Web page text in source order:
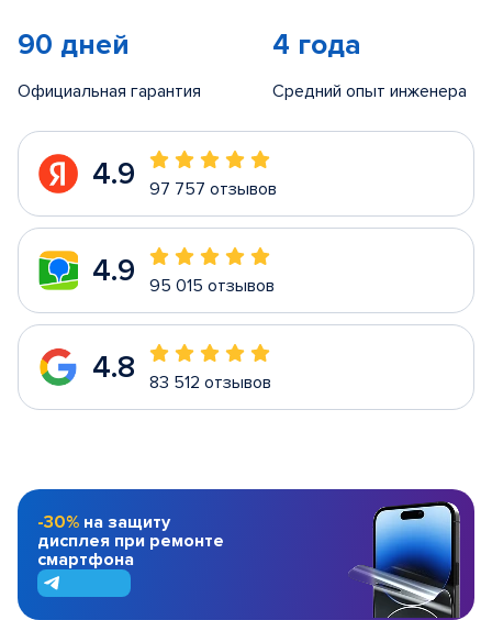
90 дней
Официальная гарантия
4 года
Средний опыт инженера
4.9 97 757 отзывов
4.9 95 015 отзывов
4.8 83 512 отзывов
-30% на защиту
дисплея при ремонте
смартфона